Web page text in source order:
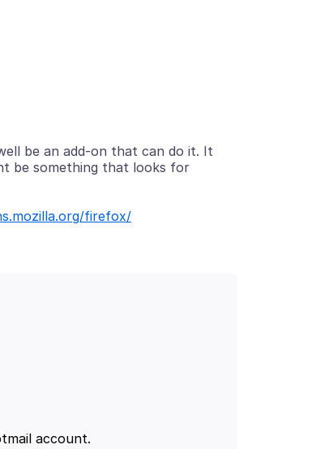
be an add-on that can do it. It
be something that looks for
firefox/
account.